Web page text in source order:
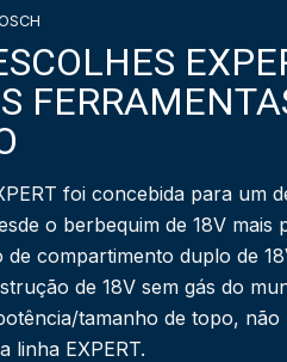
foi concebida para um
o berbequim de 18V mais
compartimento duplo de
de 18V sem gás do
tamanho de topo,
linha EXPERT.